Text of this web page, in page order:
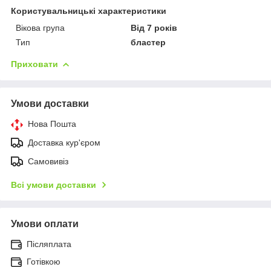
Користувальницькі характеристики
Вікова група
Від 7 років
Тип
бластер
Приховати
Умови доставки
Нова Пошта
Доставка кур'єром
Самовивіз
Всі умови доставки
Умови оплати
Післяплата
Готівкою